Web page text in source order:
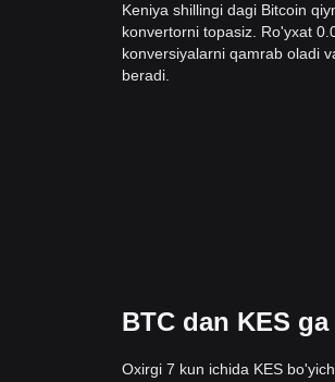
Keniya shillingi dagi Bitcoin
konvertorni topasiz. Ro'yxat
konversiyalarni qamrab oladi
beradi.
BTC dan KES
Oxirgi 7 kun ichida KES